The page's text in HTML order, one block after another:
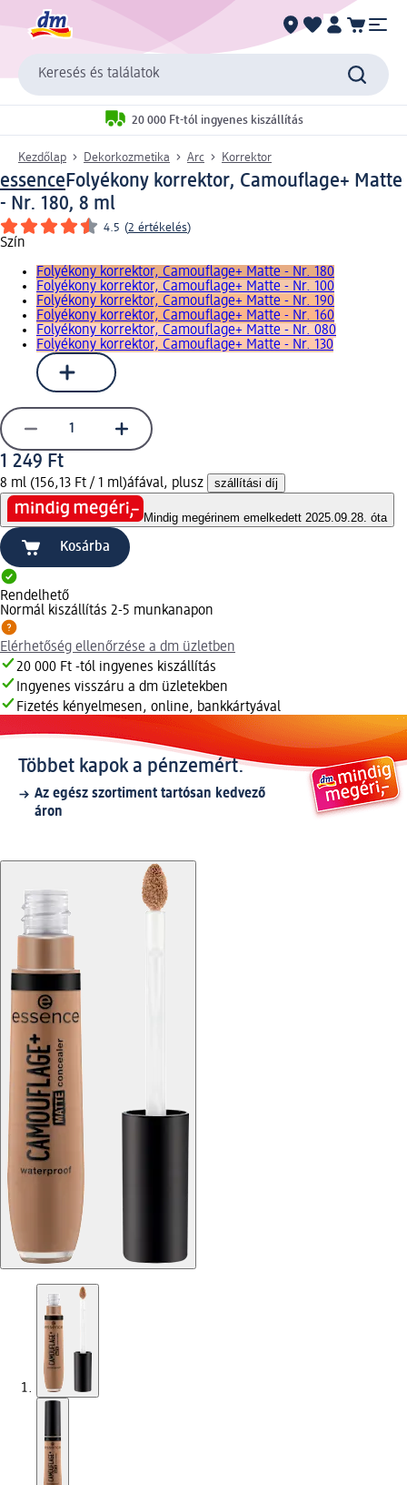
Keresés és találatok
20 000 Ft-tól ingyenes kiszállítás
Kezdőlap Dekorkozmetika Arc Korrektor
essenceFolyékony korrektor, Camouflage+ Matte
- Nr. 180, 8 ml
4.5 (2 értékelés)
Szín
Folyékony korrektor, Camouflage+ Matte - Nr. 180
Folyékony korrektor, Camouflage+ Matte - Nr. 100
Folyékony korrektor, Camouflage+ Matte - Nr. 190
Folyékony korrektor, Camouflage+ Matte - Nr. 160
Folyékony korrektor, Camouflage+ Matte - Nr. 080
Folyékony korrektor, Camouflage+ Matte - Nr. 130
1 249 Ft
8 ml (156,13 Ft / 1 ml)áfával, plusz szállítási díj
Mindig megérinem emelkedett 2025.09.28. óta
Kosárba
Rendelhető
Normál kiszállítás 2-5 munkanapon
Elérhetőség ellenőrzése a dm üzletben
20 000 Ft -tól ingyenes kiszállítás
Ingyenes visszáru a dm üzletekben
Fizetés kényelmesen, online, bankkártyával
Többet kapok a pénzemért.
Az egész szortiment tartósan kedvező
áron